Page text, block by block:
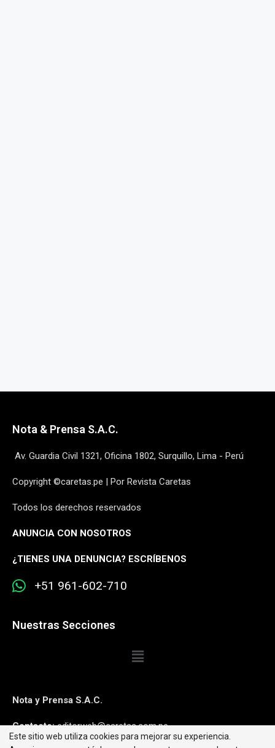
Nota & Prensa S.A.C.
Av. Guardia Civil 1321, Oficina 1802, Surquillo, Lima - Perú
Copyright ©caretas.pe | Por Revista Caretas
Todos los derechos reservados
ANUNCIA CON NOSOTROS
¿TIENES UNA DENUNCIA? ESCRÍBENOS
+51 961-602-710
Nuestras Secciones
Nota y Prensa S.A.C.
Contacto:editorweb@caretas.com.pe
Este sitio web utiliza cookies para mejorar su experiencia.